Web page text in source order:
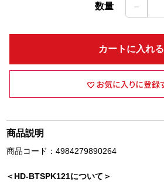
数量 －
カートに入れる
商品説明
商品コード：4984279890264
＜HD-BTSPK121について＞